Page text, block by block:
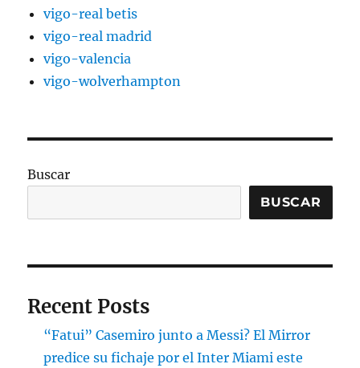
vigo-real betis
vigo-real madrid
vigo-valencia
vigo-wolverhampton
Buscar
BUSCAR
Recent Posts
“Fatui” Casemiro junto a Messi? El Mirror
predice su fichaje por el Inter Miami este